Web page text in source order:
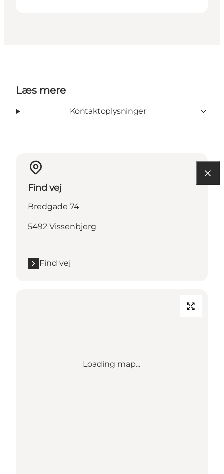
Læs mere
Kontaktoplysninger
Find vej
Bredgade 74
5492 Vissenbjerg
Find vej
Loading map...